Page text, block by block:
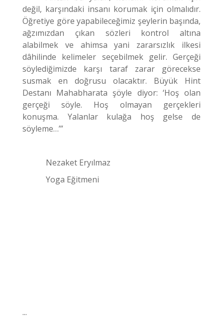
değil, karşındaki insanı korumak için olmalıdır.
Öğretiye göre yapabileceğimiz şeylerin başında,
ağzımızdan çıkan sözleri kontrol altına
alabilmek ve ahimsa yani zararsızlık ilkesi
dâhilinde kelimeler seçebilmek gelir. Gerçeği
söylediğimizde karşı taraf zarar görecekse
susmak en doğrusu olacaktır. Büyük Hint
Destanı Mahabharata şöyle diyor: ‘Hoş olan
gerçeği söyle. Hoş olmayan gerçekleri
konuşma. Yalanlar kulağa hoş gelse de
söyleme…’”
Nezaket Eryılmaz
Yoga Eğitmeni
...